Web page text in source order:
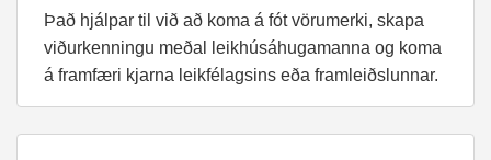
Það hjálpar til við að koma á fót vörumerki, skapa
viðurkenningu meðal leikhúsáhugamanna og koma
á framfæri kjarna leikfélagsins eða framleiðslunnar.